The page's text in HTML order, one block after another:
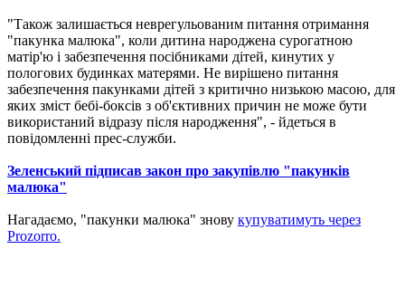
"Також залишається неврегульованим питання отримання
"пакунка малюка", коли дитина народжена сурогатною
матір'ю і забезпечення посібниками дітей, кинутих у
пологових будинках матерями. Не вирішено питання
забезпечення пакунками дітей з критично низькою масою, для
яких зміст бебі-боксів з об'єктивних причин не може бути
використаний відразу після народження", - йдеться в
повідомленні прес-служби.
Зеленський підписав закон про закупівлю "пакунків
малюка"
Нагадаємо, "пакунки малюка" знову купуватимуть через
Prozorro.